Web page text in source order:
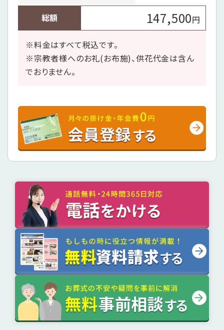
総額 147,500円
※料金はすべて税込です。
※宗教者様へのお礼(お布施)、供花代金は含ん
でおりません。